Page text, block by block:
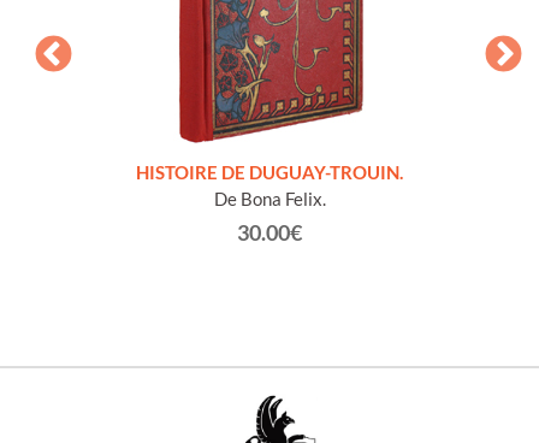
HISTOIRE DE DUGUAY-TROUIN.
De Bona Felix.
30.00€